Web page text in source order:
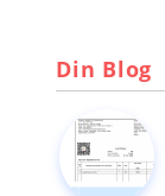
Din Blog